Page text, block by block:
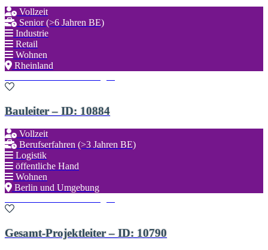
Vollzeit
Senior (>6 Jahren BE)
Industrie
Retail
Wohnen
Rheinland
Bauleiter – ID: 10884
Vollzeit
Berufserfahren (>3 Jahren BE)
Logistik
öffentliche Hand
Wohnen
Berlin und Umgebung
Gesamt-Projektleiter – ID: 10790